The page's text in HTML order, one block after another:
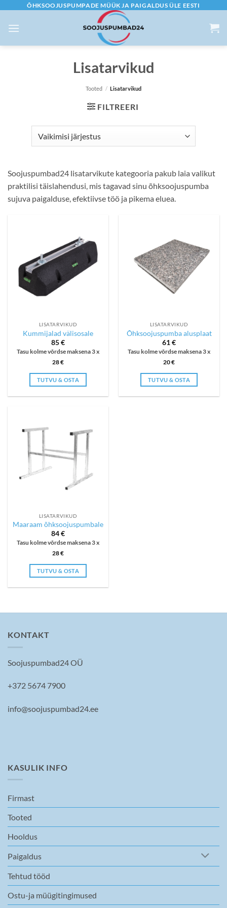
content
ÕHKSOOJUSPUMPADE MÜÜK JA PAIGALDUS ÜLE EESTI
Lisatarvikud
Tooted / Lisatarvikud
FILTREERI
Soojuspumbad24 lisatarvikute kategooria pakub laia valikut
praktilisi täislahendusi, mis tagavad sinu õhksoojuspumba
sujuva paigalduse, efektiivse töö ja pikema eluea.
LISATARVIKUD
Kummijalad välisosale
85€
Tasu kolme võrdse maksena 3 x
28€
TUTVU & OSTA
LISATARVIKUD
Õhksoojuspumba alusplaat
61€
Tasu kolme võrdse maksena 3 x
20€
TUTVU & OSTA
LISATARVIKUD
Maaraam õhksoojuspumbale
84€
Tasu kolme võrdse maksena 3 x
28€
TUTVU & OSTA
KONTAKT
Soojuspumbad24 OÜ
+372 5674 7900
info@soojuspumbad24.ee
KASULIK INFO
Firmast
Tooted
Hooldus
Paigaldus
Tehtud tööd
Ostu-ja müügitingimused